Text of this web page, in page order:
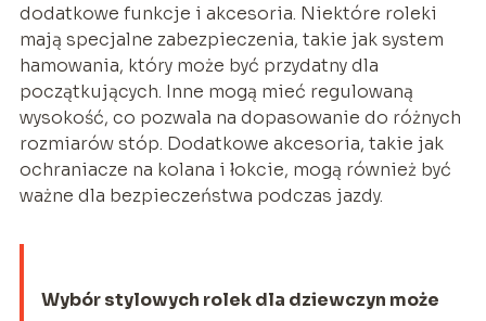
dodatkowe funkcje i akcesoria. Niektóre roleki
mają specjalne zabezpieczenia, takie jak system
hamowania, który może być przydatny dla
początkujących. Inne mogą mieć regulowaną
wysokość, co pozwala na dopasowanie do różnych
rozmiarów stóp. Dodatkowe akcesoria, takie jak
ochraniacze na kolana i łokcie, mogą również być
ważne dla bezpieczeństwa podczas jazdy.
Wybór stylowych rolek dla dziewczyn może